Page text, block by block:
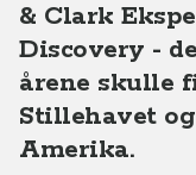
& Clark
Discovery -
årene skulle
Stillehavet
Amerika.